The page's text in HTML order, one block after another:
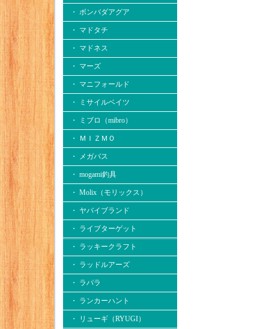
・ ボンバダアグア
・ マドタチ
・ マドネス
・ マーズ
・ マニフォールド
・ ミサイルベイツ
・ ミブロ（mibro）
・ ＭＩＺＭＯ
・ メガバス
・ mogami釣具
・ Molix（モリックス）
・ ヤバイブランド
・ ライブターゲット
・ ラッキークラフト
・ ラッドルアーズ
・ ラパラ
・ ランカーハント
・ リューギ（RYUGI）